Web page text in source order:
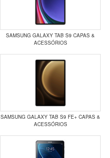
SAMSUNG GALAXY TAB S9 CAPAS &
ACESSÓRIOS
SAMSUNG GALAXY TAB S9 FE+ CAPAS &
ACESSÓRIOS